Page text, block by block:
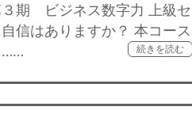
３期 ビジネス数字力 上級セ
信はありますか？ 本コース
……
続きを読む